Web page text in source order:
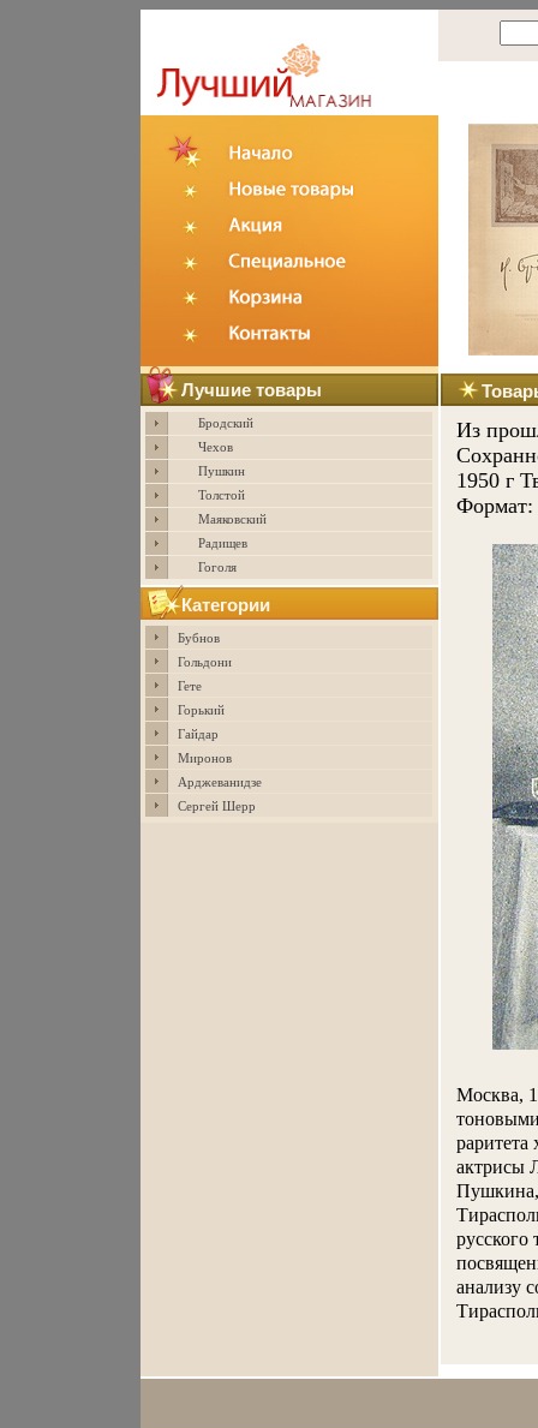
Лучшие товары
Бродский
Чехов
Пушкин
Толстой
Маяковский
Радищев
Гоголя
Категории
Бубнов
Гольдони
Гете
Горький
Гайдар
Миронов
Арджеванидзе
Сергей Шерр
Из
1950 г
Формат:
Москва,
актрисы
Пушкина,
русского
анализу